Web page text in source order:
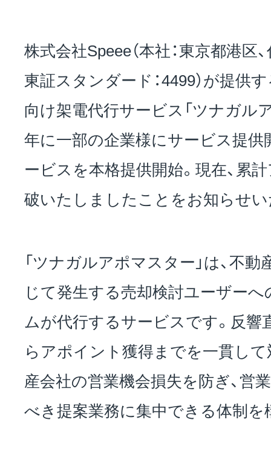
お問い合わせ
EVENT
アクセス
株式会社Speee（本社：東京都港区
東証スタンダード：4499）が提供
向け架電代行サービス「ツナガル
年に一部の企業様にサービス提供
ービスを本格提供開始。現在、累
破いたしましたことをお知らせ
「ツナガルアポマスター」は、不
じて発生する売却検討ユーザー
ムが代行するサービスです。反
らアポイント獲得までを一貫して
産会社の営業機会損失を防ぎ、営
べき提案業務に集中できる体制を